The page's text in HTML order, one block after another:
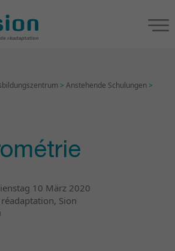
> Anstehende Schulungen>
10 März 2020
Sion